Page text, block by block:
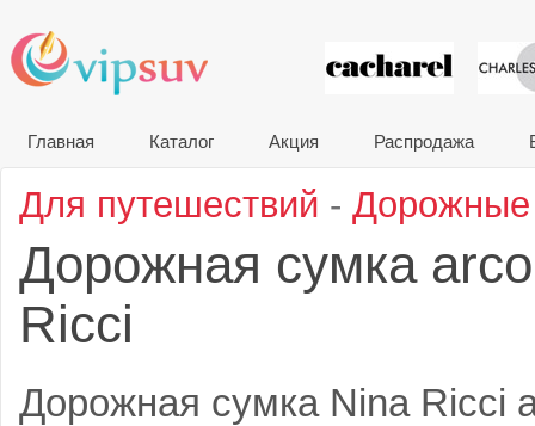
VIP
Главная Каталог Акция Распродажа
Для путешествий - Дорожные
Дорожная сумка
Ricci
Дорожная сумка Nina Ricci